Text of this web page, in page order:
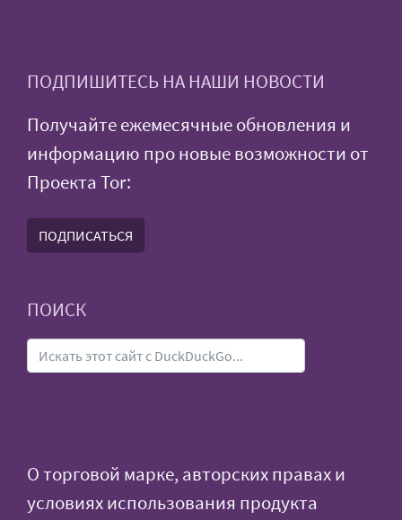
ПОДПИШИТЕСЬ НА НАШИ НОВОСТИ
Получайте ежемесячные обновления и
информацию про новые возможности от
Проекта Tor:
ПОДПИСАТЬСЯ
ПОИСК
О торговой марке, авторских правах и
условиях использования продукта